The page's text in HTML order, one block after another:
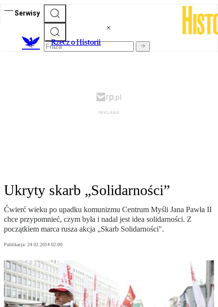
Serwisy
Rzecz o Historii
Ukryty skarb „Solidarności”
Ćwierć wieku po upadku komunizmu Centrum Myśli Jana Pawła II
chce przypomnieć, czym była i nadal jest idea solidarności. Z
początkiem marca rusza akcja „Skarb Solidarności".
Publikacja: 24.02.2014 02:00